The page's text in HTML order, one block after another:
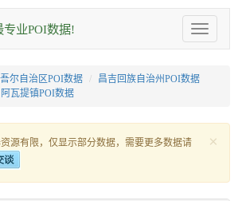
Toggle
navigation
专业POI数据!
尔自治区POI数据
昌吉回族自治州POI数据
阿瓦提镇POI数据
×
源有限，仅显示部分数据，需要更多数据请